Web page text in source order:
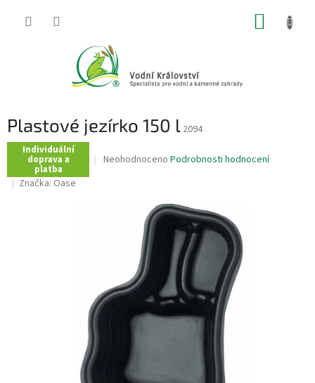
Plastové jezírko 150 l 2094
Individuální
doprava a
platba
Průměrné
hvězdiček.
Neohodnoceno Podrobnosti hodnocení
Značka: Oase